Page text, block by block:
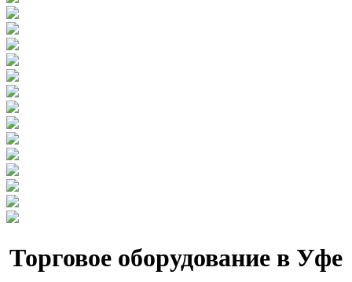
Торговое оборудование в Уфе